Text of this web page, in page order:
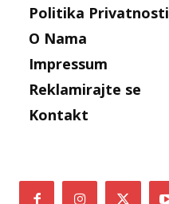
Politika Privatnosti
O Nama
Impressum
Reklamirajte se
Kontakt